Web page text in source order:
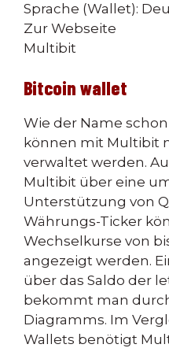
Sprache (Wallet):
Zur Webseite
Multibit
Bitcoin wallet
Wie der Name
können mit Multibit
verwaltet werden.
Multibit über eine
Unterstützung von
Währungs-Ticker
Wechselkurse von
angezeigt werden.
über das Saldo der
bekommt man
Diagramms. Im
Wallets benötigt